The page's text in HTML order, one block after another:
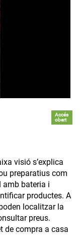
Accés
obert
visió s’explica
preparatius com
bateria i
productes. A
localitzar la
preus.
de compra a casa